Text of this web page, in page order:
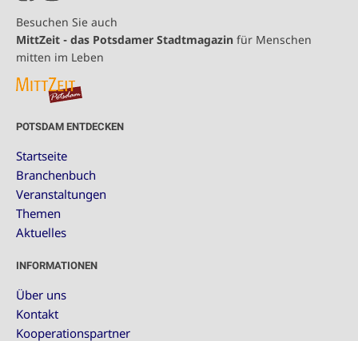
Besuchen Sie auch
MittZeit - das Potsdamer Stadtmagazin für Menschen
mitten im Leben
POTSDAM ENTDECKEN
Startseite
Branchenbuch
Veranstaltungen
Themen
Aktuelles
INFORMATIONEN
Über uns
Kontakt
Kooperationspartner